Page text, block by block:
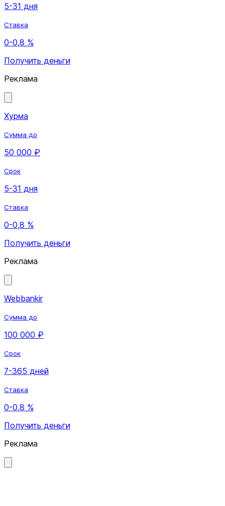
5-31 дня
Ставка
0-0,8 %
Получить деньги
Реклама
Хурма
Сумма до
50 000 ₽
Срок
5-31 дня
Ставка
0-0,8 %
Получить деньги
Реклама
Webbankir
Сумма до
100 000 ₽
Срок
7-365 дней
Ставка
0-0,8 %
Получить деньги
Реклама